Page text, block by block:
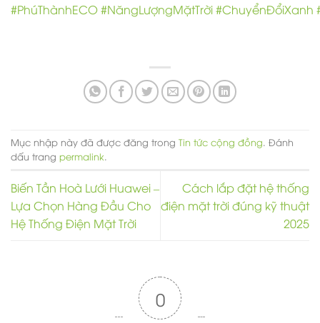
#PhúThànhECO#NăngLượngMặtTrời#ChuyểnĐổiXanh
Mục nhập này đã được đăng trong Tin tức cộng đồng. Đánh
dấu trang permalink.
Biến Tần Hoà Lưới Huawei –
Lựa Chọn Hàng Đầu Cho
Hệ Thống Điện Mặt Trời
Cách lắp đặt hệ thống
điện mặt trời đúng kỹ thuật
2025
0